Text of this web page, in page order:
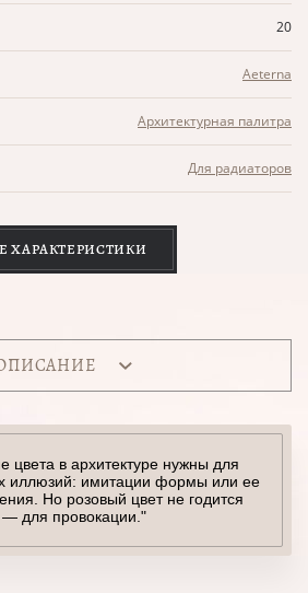
20
Aeterna
Архитектурная палитра
Для радиаторов
ХАРАКТЕРИСТИКИ
цвета в архитектуре нужны для
иллюзий: имитации формы или ее
Но розовый цвет не годится
для провокации."